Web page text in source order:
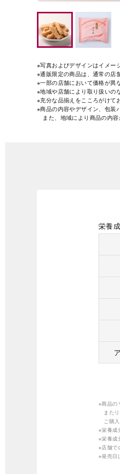
※写真およびデザインはイメー
※通販限定の商品は、通常の店
※一部の店舗において価格が異
※地域や店舗により取り扱いの
※充分な品揃えをこころがけて
※商品の内容やデザイン、包装
また、地域により商品の内容
栄養
※商品の
またリ
ご購入
※栄養成
※栄養成
※店舗で
※発売日